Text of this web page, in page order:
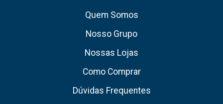
Quem Somos
Nosso Grupo
Nossas Lojas
Como Comprar
Dúvidas Frequentes